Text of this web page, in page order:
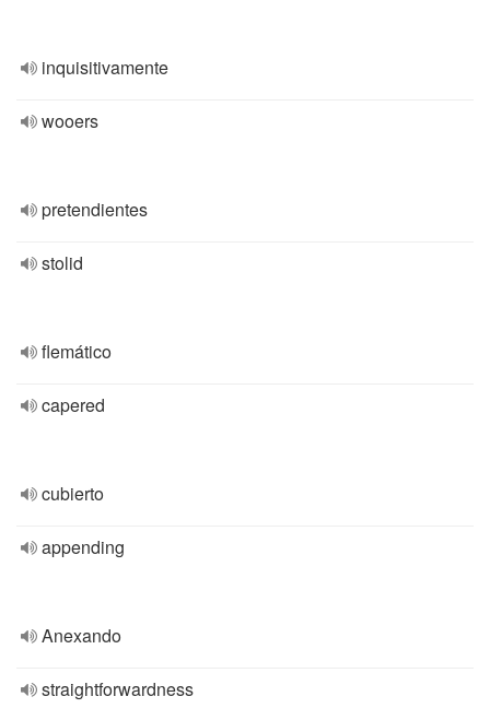
inquisitivamente
wooers
pretendientes
stolid
flemático
capered
cubierto
appending
Anexando
straightforwardness